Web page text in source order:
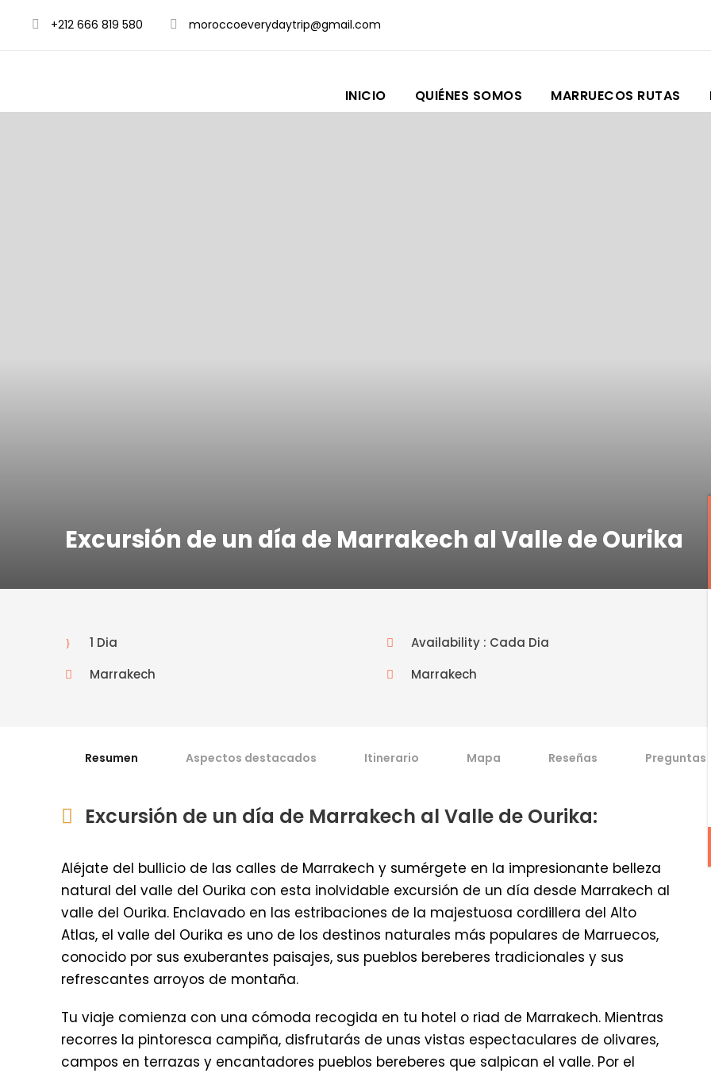
+212 666 819 580 moroccoeverydaytrip@gmail.com
INICIO QUIÉNES SOMOS MARRUECOS RUTAS
Excursión de un día de Marrakech al Valle de Ourika
1 Dia
Availability : Cada Dia
Marrakech
Marrakech
Resumen Aspectos destacados Itinerario Mapa Reseñas Preguntas
Excursión de un día de Marrakech al Valle de Ourika:
Aléjate del bullicio de las calles de Marrakech y sumérgete en la impresionante belleza
natural del valle del Ourika con esta inolvidable excursión de un día desde Marrakech al
valle del Ourika. Enclavado en las estribaciones de la majestuosa cordillera del Alto
Atlas, el valle del Ourika es uno de los destinos naturales más populares de Marruecos,
conocido por sus exuberantes paisajes, sus pueblos bereberes tradicionales y sus
refrescantes arroyos de montaña.
Tu viaje comienza con una cómoda recogida en tu hotel o riad de Marrakech. Mientras
recorres la pintoresca campiña, disfrutarás de unas vistas espectaculares de olivares,
campos en terrazas y encantadores pueblos bereberes que salpican el valle. Por el